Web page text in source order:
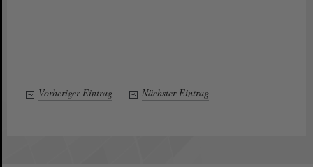
Vorheriger Eintrag – Nächster Eintrag